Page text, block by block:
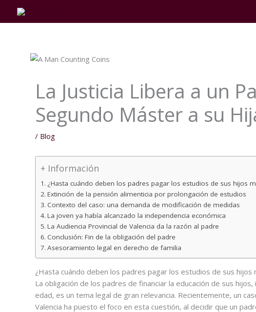
La Justicia Libera a un
Segundo Máster a su
/ Blog
+ Información
¿Hasta cuándo deben los padres pagar los estudios de sus hijos
Extinción de la pensión alimenticia por prolongación de estudios
Contexto del caso: una demanda de modificación de medidas
La joven ya había alcanzado la independencia económica
La Audiencia Provincial de Valencia da la razón al padre
Conclusión: Fin de la obligación del padre
Asesoramiento legal en derecho de familia
¿Hasta cuándo deben los padres pagar los estudios de sus hijos
La obligación de los padres de financiar la educación de sus
edad, es un tema legal de gran relevancia. Recientemente, un
Valencia ha puesto el foco en esta cuestión, al decidir que un